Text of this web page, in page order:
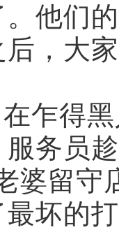
他们
，大
乍得
务员
婆留守
坏的